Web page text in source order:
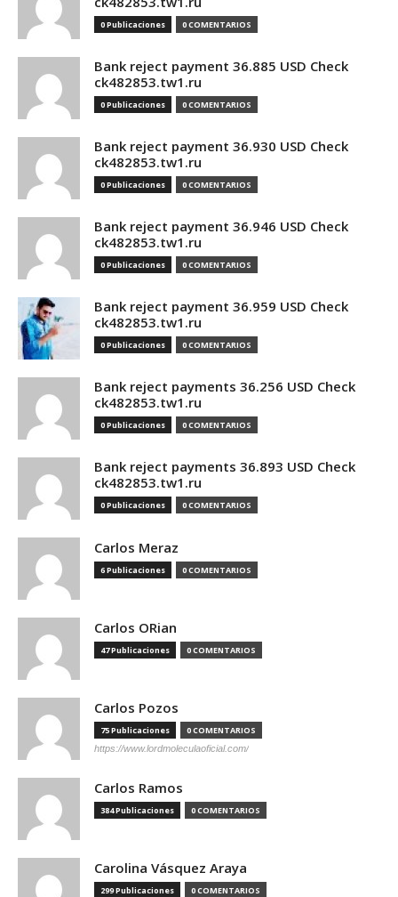
0 Publicaciones 0 COMENTARIOS
Bank reject payment 36.885 USD Check
ck482853.tw1.ru
0 Publicaciones 0 COMENTARIOS
Bank reject payment 36.930 USD Check
ck482853.tw1.ru
0 Publicaciones 0 COMENTARIOS
Bank reject payment 36.946 USD Check
ck482853.tw1.ru
0 Publicaciones 0 COMENTARIOS
Bank reject payment 36.959 USD Check
ck482853.tw1.ru
0 Publicaciones 0 COMENTARIOS
Bank reject payments 36.256 USD Check
ck482853.tw1.ru
0 Publicaciones 0 COMENTARIOS
Bank reject payments 36.893 USD Check
ck482853.tw1.ru
0 Publicaciones 0 COMENTARIOS
Carlos Meraz
6 Publicaciones 0 COMENTARIOS
Carlos ORian
47 Publicaciones 0 COMENTARIOS
Carlos Pozos
75 Publicaciones 0 COMENTARIOS
https://www.lordmoleculaoficial.com/
Carlos Ramos
384 Publicaciones 0 COMENTARIOS
Carolina Vásquez Araya
299 Publicaciones 0 COMENTARIOS